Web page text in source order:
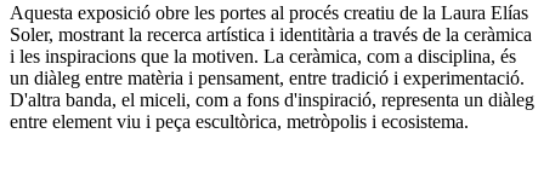
Aquesta exposició obre les portes al procés creatiu de la Laura Elías
Soler, mostrant la recerca artística i identitària a través de la ceràmica
i les inspiracions que la motiven. La ceràmica, com a disciplina, és
un diàleg entre matèria i pensament, entre tradició i experimentació.
D'altra banda, el miceli, com a fons d'inspiració, representa un diàleg
entre element viu i peça escultòrica, metròpolis i ecosistema.